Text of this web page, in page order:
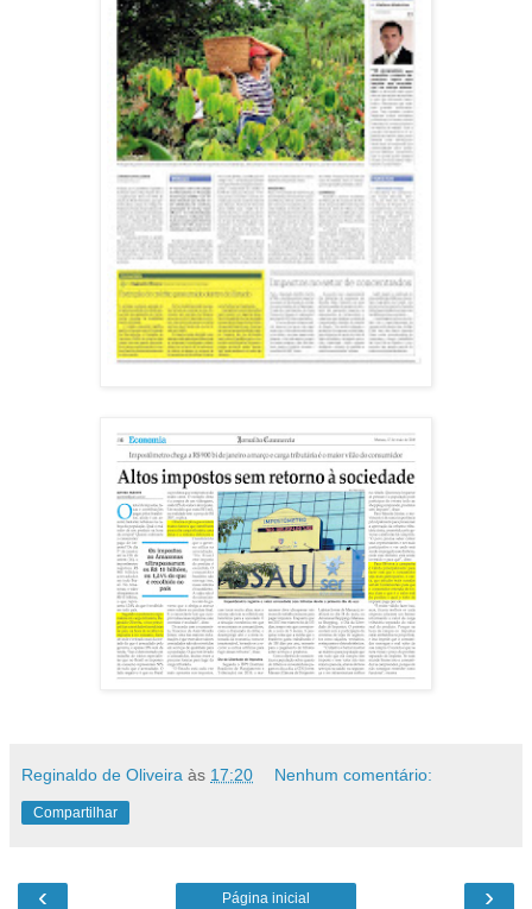
Reginaldo de Oliveira às 17:20 Nenhum comentário:
Compartilhar
‹ ›
Página inicial